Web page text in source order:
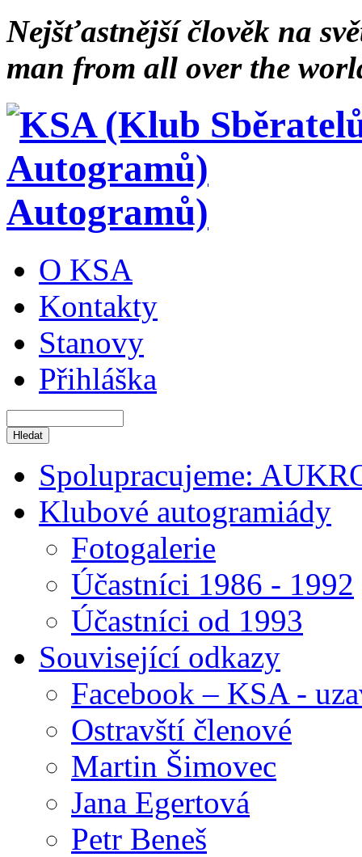
Nejšťastnější člověk na
man from all over the
Autogramů)
O KSA
Kontakty
Stanovy
Přihláška
Spolupracujeme:
Klubové autogramiády
Fotogalerie
Účastníci 1986 - 1992
Účastníci od 1993
Související odkazy
Facebook – KSA -
Ostravští členové
Martin Šimovec
Jana Egertová
Petr Beneš